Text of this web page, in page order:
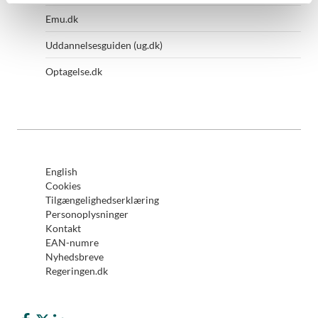
Emu.dk
Uddannelsesguiden (ug.dk)
Optagelse.dk
English
Cookies
Tilgængelighedserklæring
Personoplysninger
Kontakt
EAN-numre
Nyhedsbreve
Regeringen.dk